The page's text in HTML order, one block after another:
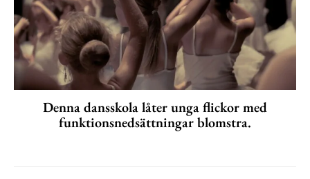
Denna dansskola låter unga flickor med
funktionsnedsättningar blomstra.